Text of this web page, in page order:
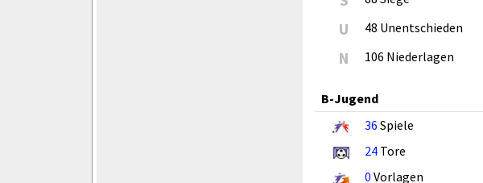
U 48 Unentschieden
N 106 Niederlagen
B-Jugend
36 Spiele
24 Tore
0 Vorlagen